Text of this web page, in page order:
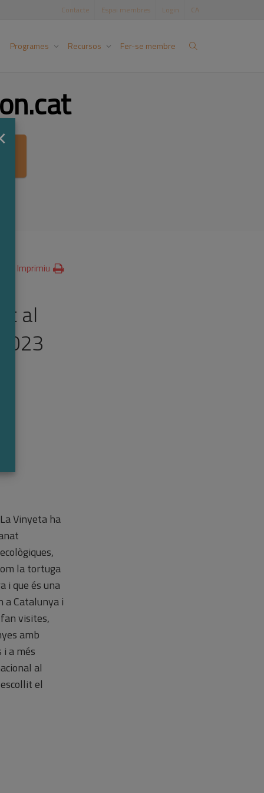
Contacte Espai membres Login CA
Programes Recursos Fer-se membre
Imprimiu
al
Vinyeta ha
la tortuga
i que és una
a Catalunya i
visites,
amb
a més
al
el